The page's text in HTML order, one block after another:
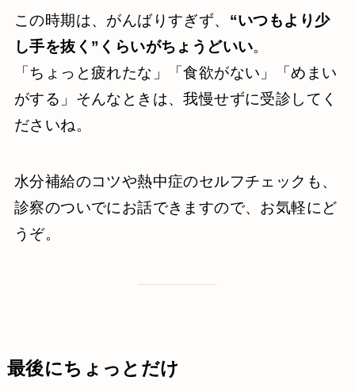
この時期は、がんばりすぎず、 “いつもより少
し手を抜く”くらいがちょうどいい。
「ちょっと疲れたな」「食欲がない」「めまい
がする」そんなときは、我慢せずに受診してく
ださいね。
水分補給のコツや熱中症のセルフチェックも、
診察のついでにお話できますので、お気軽にど
うぞ。
最後にちょっとだけ